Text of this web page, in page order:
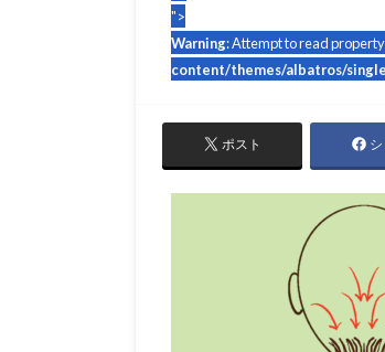
">
Warning: Attempt to read
content/themes/albatros/
ポスト